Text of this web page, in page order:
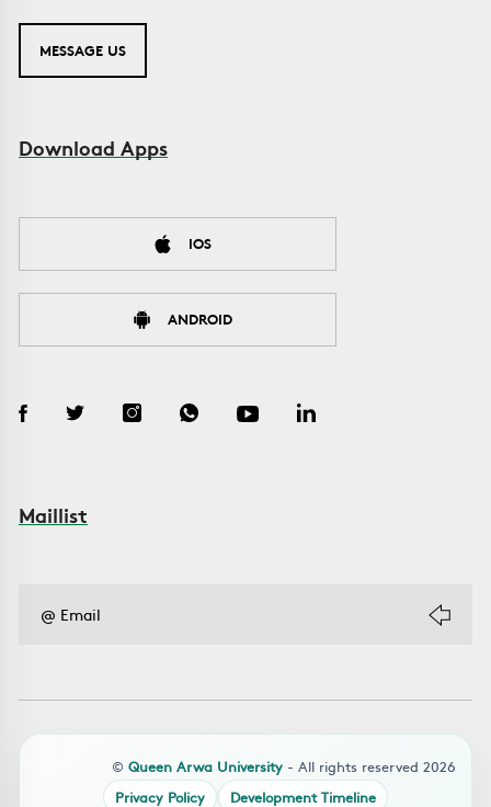
MESSAGE US
Download Apps
IOS
ANDROID
Maillist
© Queen Arwa University - All rights reserved 2026
Privacy Policy
Development Timeline